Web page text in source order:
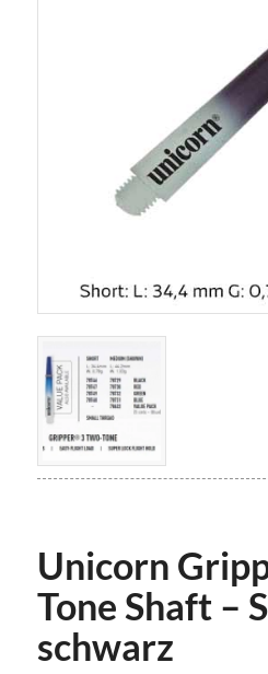
Unicorn
Tone Shaft –
schwarz